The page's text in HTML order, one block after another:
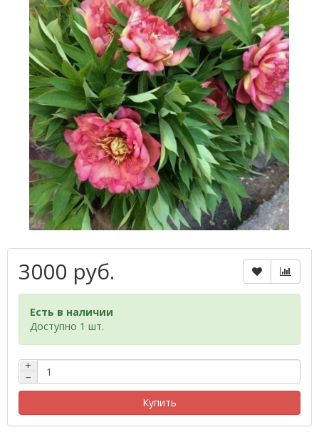
3000 руб.
Есть в наличии
Доступно 1 шт.
+
−
Купить